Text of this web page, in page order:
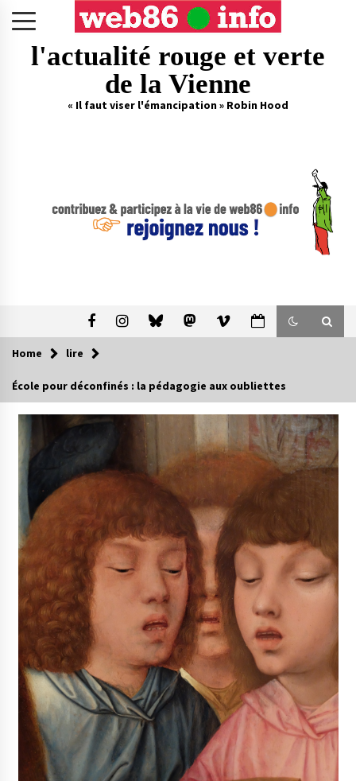
l'actualité rouge et verte
de la Vienne
« Il faut viser l'émancipation » Robin Hood
Home lire
École pour déconfinés : la pédagogie aux oubliettes